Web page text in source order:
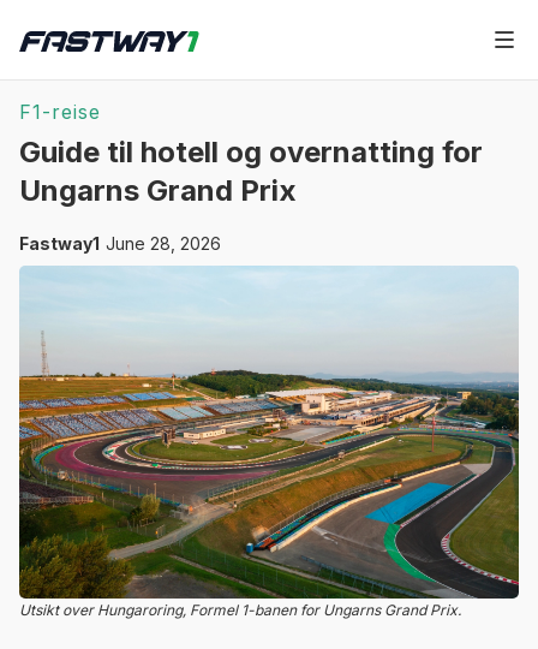
F1-reise
Guide til hotell og overnatting for
Ungarns Grand Prix
Fastway1 June 28, 2026
Utsikt over Hungaroring, Formel 1-banen for Ungarns Grand Prix.